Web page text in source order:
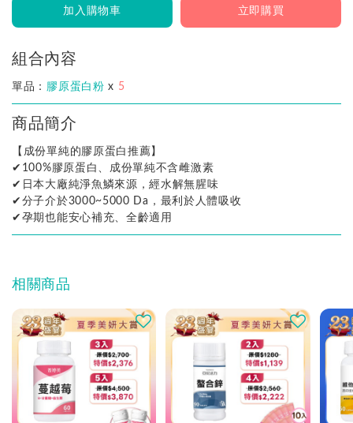
加入購物車 立即購買
組合內容
單品： 膠原蛋白粉 x 5
商品簡介
【成份單純的膠原蛋白推薦】
✔100%膠原蛋白、成份單純不含雌激素
✔日本大廠純淨魚鱗來源，經水解無腥味
✔分子介於3000~5000 Da，最利於人體吸收
✔孕期也能安心補充、全齡適用
相關商品